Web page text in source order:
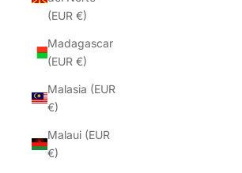
(EUR €)
Madagascar
(EUR €)
Malasia (EUR
€)
Malaui (EUR
€)